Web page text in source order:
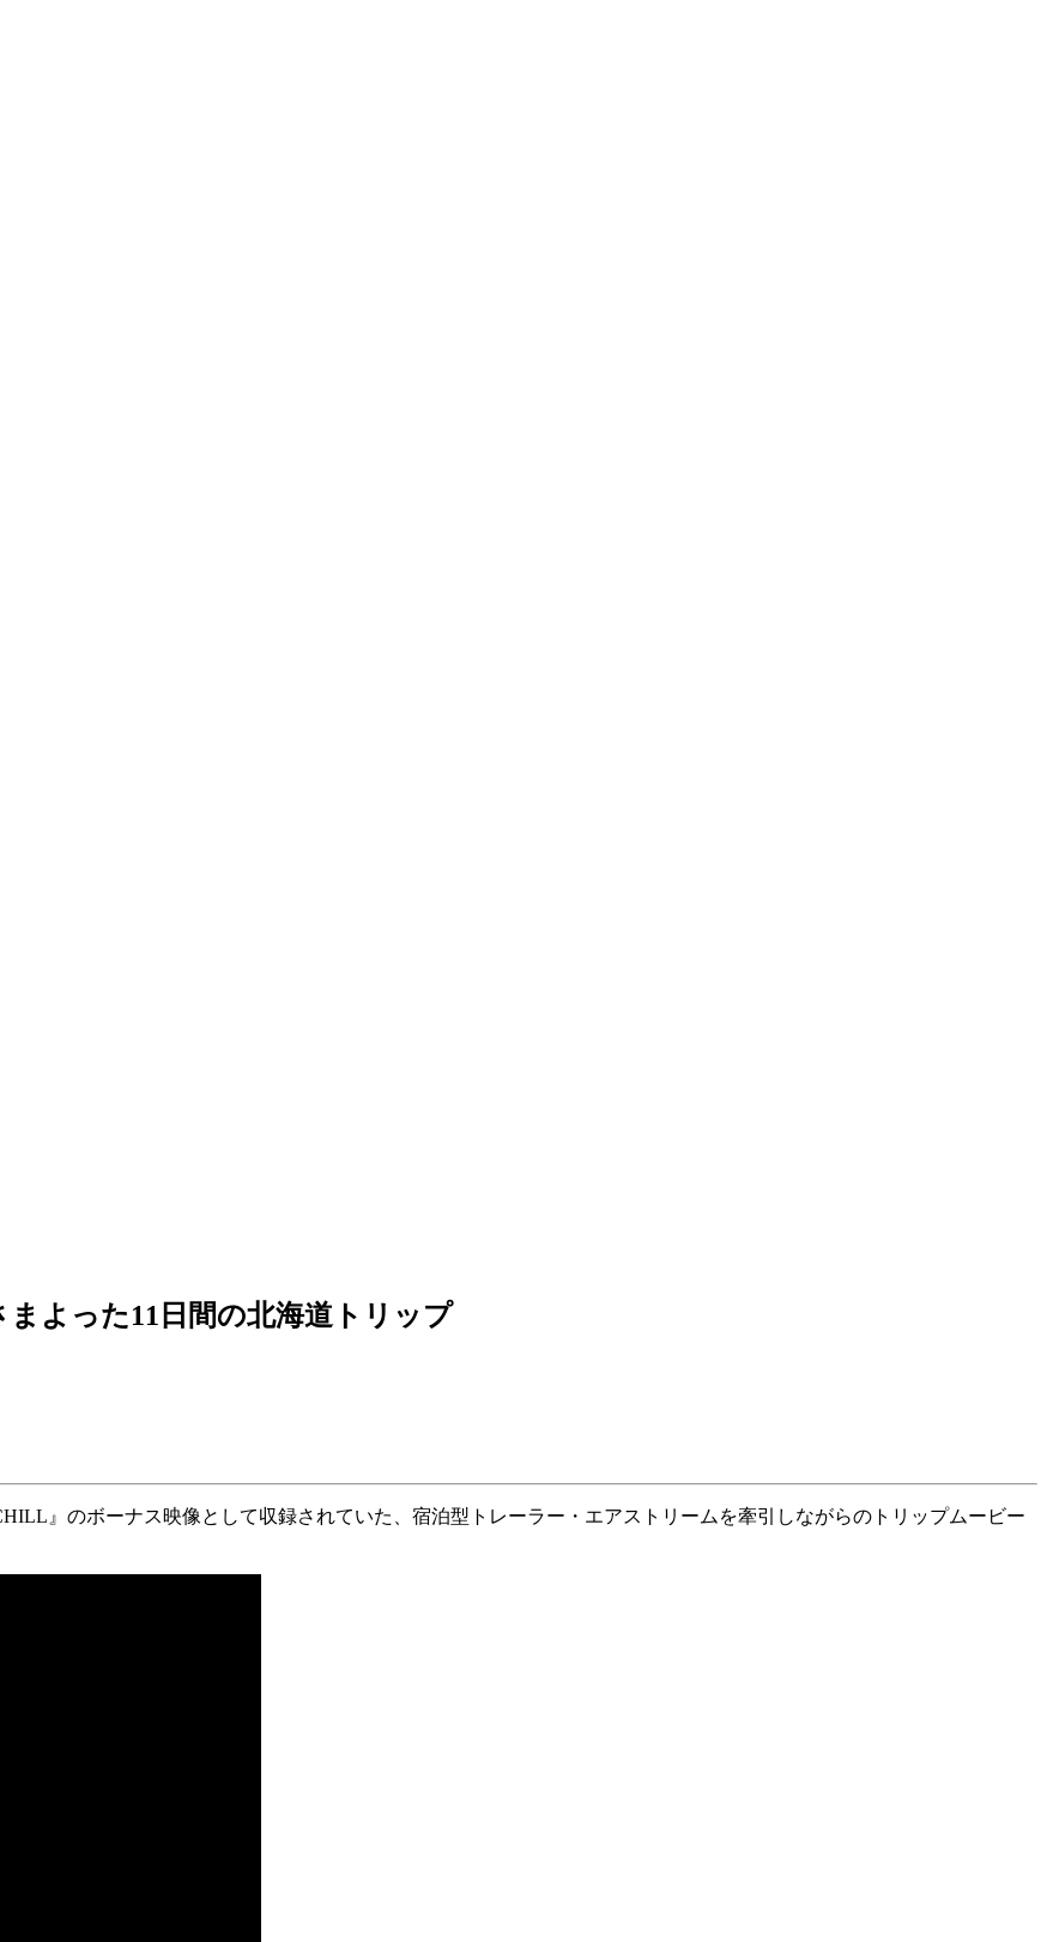
よった11日間の北海道トリップ
』のボーナス映像として収録されていた、宿泊型トレーラー・エアストリームを牽引しながらのトリップムービー